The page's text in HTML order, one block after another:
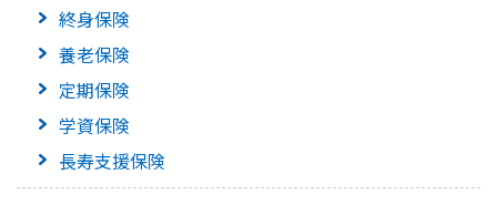
終身保険
養老保険
定期保険
学資保険
長寿支援保険